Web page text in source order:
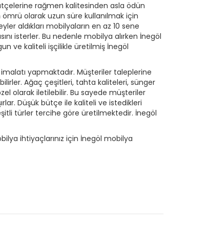
rağmen kalitesinden asla ödün
olarak uzun süre kullanılmak için
aldıkları mobilyaların en az 10 sene
isterler. Bu nedenle mobilya alırken İnegöl
ve kaliteli işçilikle üretilmiş İnegöl
yapmaktadır. Müşteriler taleplerine
Ağaç çeşitleri, tahta kaliteleri, sünger
olarak iletilebilir. Bu sayede müşteriler
Düşük bütçe ile kaliteli ve istedikleri
türler tercihe göre üretilmektedir. İnegöl
ihtiyaçlarınız için İnegöl mobilya